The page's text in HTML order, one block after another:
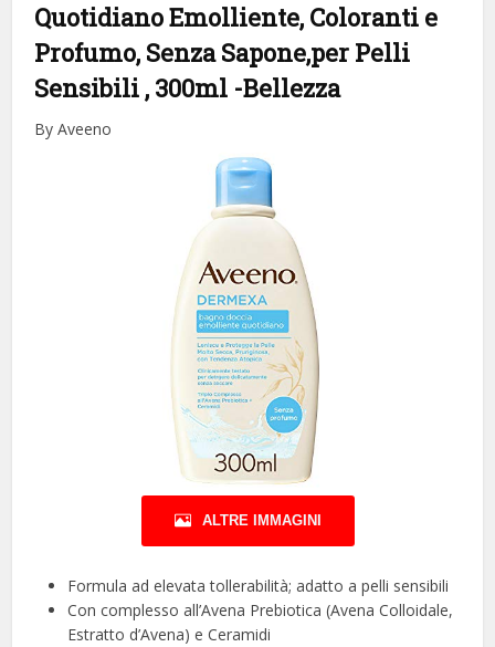
Quotidiano Emolliente, Coloranti e
Profumo, Senza Sapone,per Pelli
Sensibili , 300ml -Bellezza
By Aveeno
ALTRE IMMAGINI
Formula ad elevata tollerabilità; adatto a pelli sensibili
Con complesso all’Avena Prebiotica (Avena Colloidale,
Estratto d’Avena) e Ceramidi